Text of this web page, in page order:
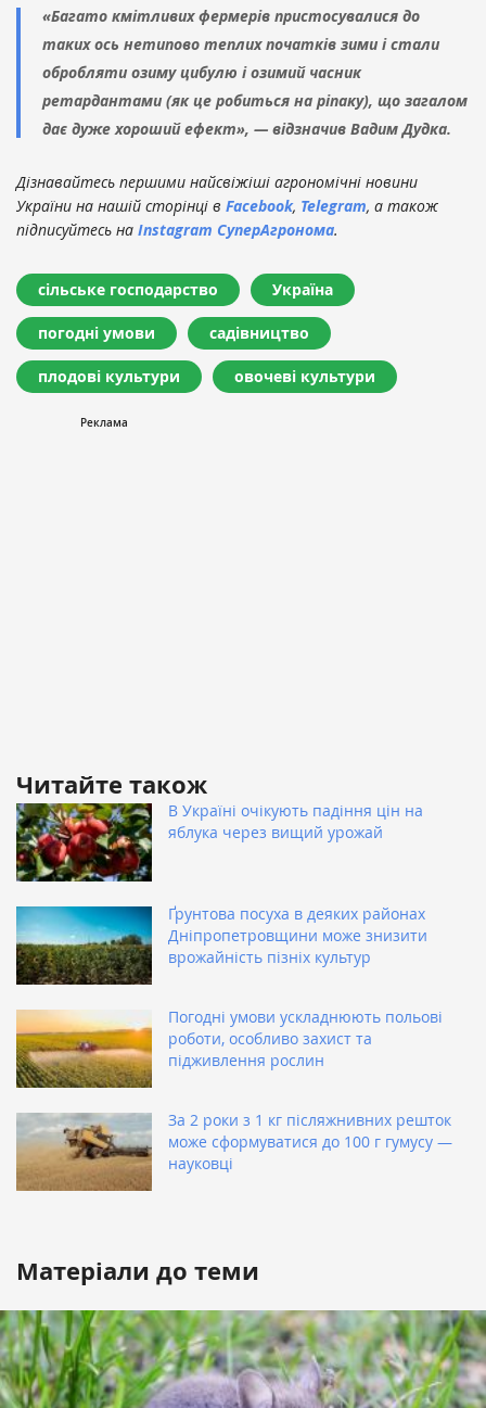
«Багато кмітливих фермерів пристосувалися до
таких ось нетипово теплих початків зими і стали
обробляти озиму цибулю і озимий часник
ретардантами (як це робиться на ріпаку), що загалом
дає дуже хороший ефект», — відзначив Вадим Дудка.
Дізнавайтесь першими найсвіжіші агрономічні новини
України на нашій сторінці в Facebook, Telegram, а також
підписуйтесь на Instagram СуперАгронома.
сільське господарство Україна
погодні умови садівництво
плодові культури овочеві культури
Читайте також
В Україні очікують падіння цін на
яблука через вищий урожай
Ґрунтова посуха в деяких районах
Дніпропетровщини може знизити
врожайність пізніх культур
Погодні умови ускладнюють польові
роботи, особливо захист та
підживлення рослин
За 2 роки з 1 кг післяжнивних решток
може сформуватися до 100 г гумусу —
науковці
Матеріали до теми